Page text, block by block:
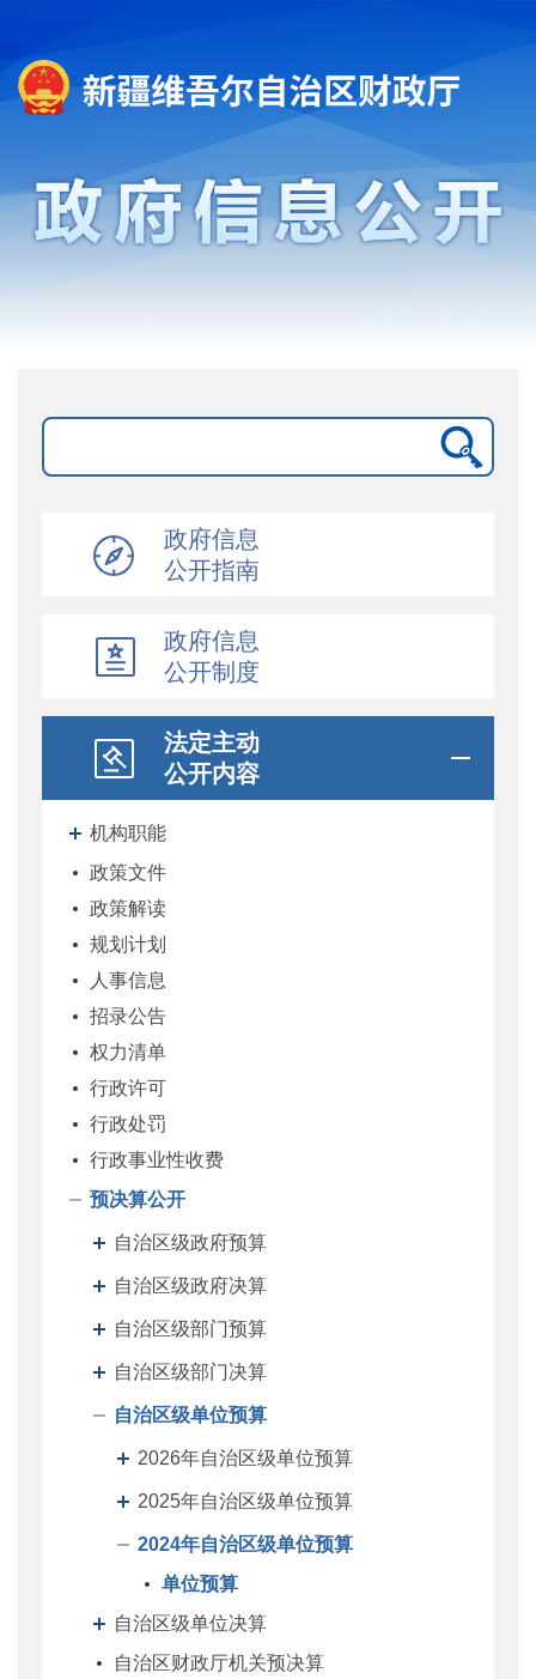
政府信息
公开指南
政府信息
公开制度
法定主动
公开内容
机构职能
政策文件
政策解读
规划计划
人事信息
招录公告
权力清单
行政许可
行政处罚
行政事业性收费
预决算公开
自治区级政府预算
自治区级政府决算
自治区级部门预算
自治区级部门决算
自治区级单位预算
2026年自治区级单位预算
2025年自治区级单位预算
2024年自治区级单位预算
单位预算
自治区级单位决算
自治区财政厅机关预决算